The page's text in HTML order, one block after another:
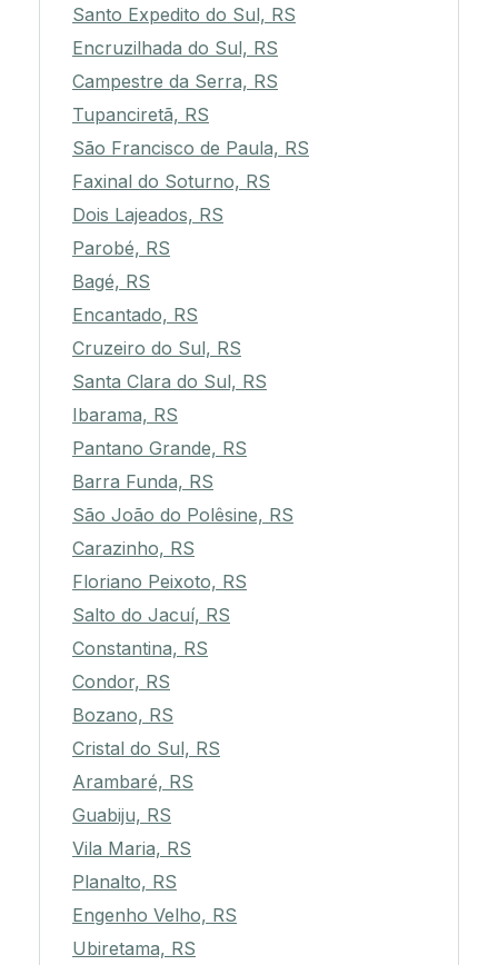
Santo Expedito do Sul, RS
Encruzilhada do Sul, RS
Campestre da Serra, RS
Tupanciretã, RS
São Francisco de Paula, RS
Faxinal do Soturno, RS
Dois Lajeados, RS
Parobé, RS
Bagé, RS
Encantado, RS
Cruzeiro do Sul, RS
Santa Clara do Sul, RS
Ibarama, RS
Pantano Grande, RS
Barra Funda, RS
São João do Polêsine, RS
Carazinho, RS
Floriano Peixoto, RS
Salto do Jacuí, RS
Constantina, RS
Condor, RS
Bozano, RS
Cristal do Sul, RS
Arambaré, RS
Guabiju, RS
Vila Maria, RS
Planalto, RS
Engenho Velho, RS
Ubiretama, RS